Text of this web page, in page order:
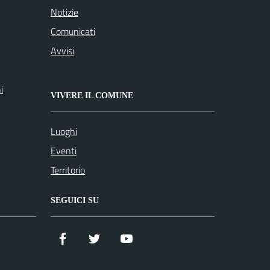
Notizie
Comunicati
Avvisi
VIVERE IL COMUNE
Luoghi
Eventi
Territorio
SEGUICI SU
Facebook Twitter